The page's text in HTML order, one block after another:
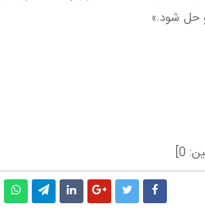
حل شود.»
0
]